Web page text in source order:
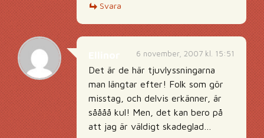
Svara
6 november, 2007 kl. 15:51
Det är de här tjuvlyssningarna
man längtar efter! Folk som gör
misstag, och delvis erkänner, är
såååå kul! Men, det kan bero på
att jag är väldigt skadeglad…